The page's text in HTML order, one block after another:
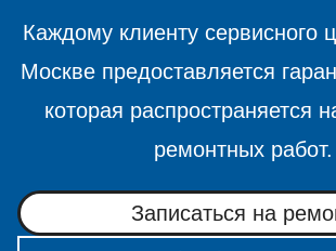
Каждому клиенту сервисного
Москве предоставляется
которая распространяется
ремонтных работ.
Записаться на